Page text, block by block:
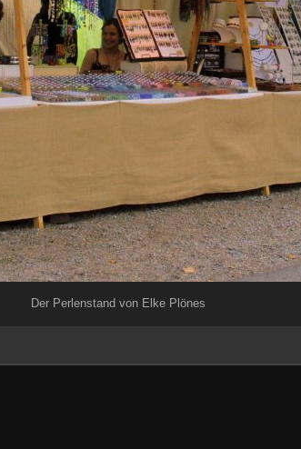
Der Perlenstand von Elke Plönes